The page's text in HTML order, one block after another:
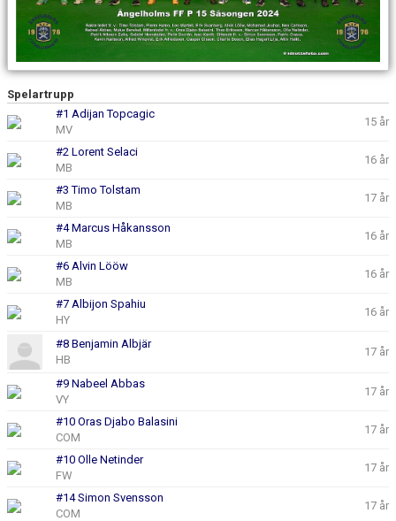
Spelartrupp
#1 Adijan Topcagic
MV
15 år
#2 Lorent Selaci
MB
16 år
#3 Timo Tolstam
MB
17 år
#4 Marcus Håkansson
MB
16 år
#6 Alvin Lööw
MB
16 år
#7 Albijon Spahiu
HY
16 år
#8 Benjamin Albjär
HB
17 år
#9 Nabeel Abbas
VY
17 år
#10 Oras Djabo Balasini
COM
17 år
#10 Olle Netinder
FW
17 år
#14 Simon Svensson
COM
17 år